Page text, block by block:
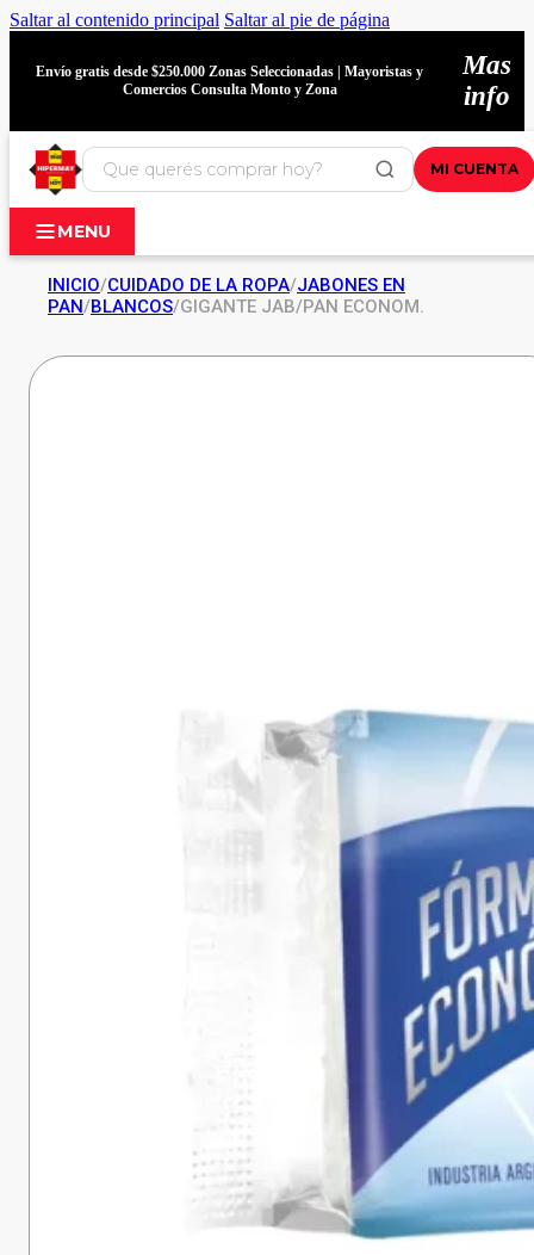
Saltar al contenido principal Saltar al pie de página
Envío gratis desde $250.000 Zonas Seleccionadas | Mayoristas y
Comercios Consulta Monto y Zona
Mas
info
MI CUENTA
MENU
INICIO/CUIDADO DE LA ROPA/JABONES EN
PAN/BLANCOS/GIGANTE JAB/PAN ECONOM.